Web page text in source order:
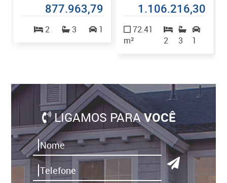
877.963,79
2 3 1
1.106.216,30
72.41
m²
2 3 1
LIGAMOS PARAVOCÊ